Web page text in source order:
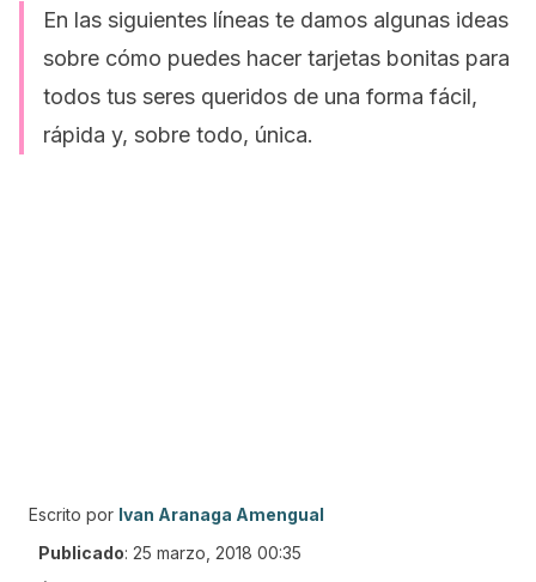
En las siguientes líneas te damos algunas ideas
sobre cómo puedes hacer tarjetas bonitas para
todos tus seres queridos de una forma fácil,
rápida y, sobre todo, única.
Escrito por Ivan Aranaga Amengual
Publicado: 25 marzo, 2018 00:35